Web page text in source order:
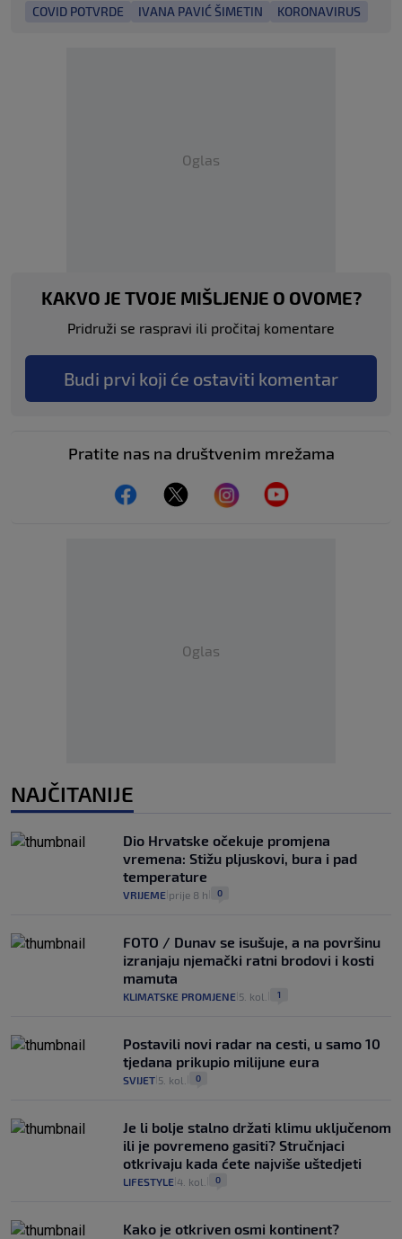
COVID POTVRDE IVANA PAVIĆ ŠIMETIN KORONAVIRUS
Oglas
KAKVO JE TVOJE MIŠLJENJE O OVOME?
Pridruži se raspravi ili pročitaj komentare
Budi prvi koji će ostaviti komentar
Pratite nas na društvenim mrežama
Oglas
NAJČITANIJE
Dio Hrvatske očekuje promjena
vremena: Stižu pljuskovi, bura i pad
temperature
VRIJEME prije 8 h 0
FOTO / Dunav se isušuje, a na površinu
izranjaju njemački ratni brodovi i kosti
mamuta
KLIMATSKE PROMJENE 5. kol. 1
Postavili novi radar na cesti, u samo 10
tjedana prikupio milijune eura
SVIJET 5. kol. 0
Je li bolje stalno držati klimu uključenom
ili je povremeno gasiti? Stručnjaci
otkrivaju kada ćete najviše uštedjeti
LIFESTYLE 4. kol. 0
Kako je otkriven osmi kontinent?